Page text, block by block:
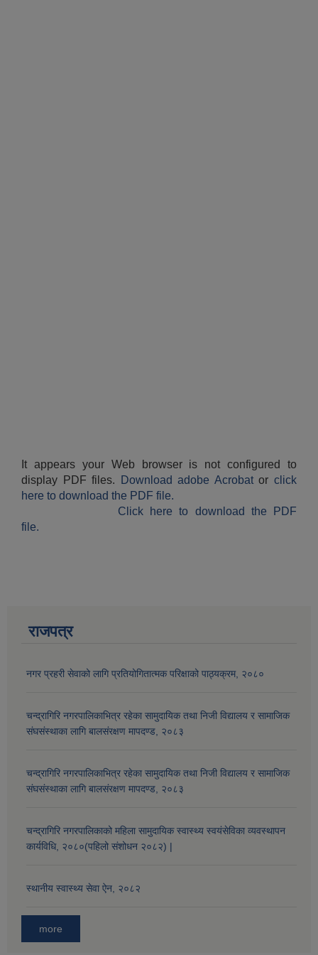
It appears your Web browser is not configured to
display PDF files.
Download adobe Acrobatorclick
here to download the PDF file.
Click here to download the PDF
file.
राजपत्र
नगर प्रहरी सेवाको लागि प्रतियोगितात्मक परिक्षाको पाठ्यक्रम, २०८०
चन्द्रागिरि नगरपालिकाभित्र रहेका सामुदायिक तथा निजी विद्यालय र सामाजिक
संघसंस्थाका लागि बालसंरक्षण मापदण्ड, २०८३
चन्द्रागिरि नगरपालिकाभित्र रहेका सामुदायिक तथा निजी विद्यालय र सामाजिक
संघसंस्थाका लागि बालसंरक्षण मापदण्ड, २०८३
चन्द्रागिरि नगरपालिकाको महिला सामुदायिक स्वास्थ्य स्वयंसेविका व्यवस्थापन
कार्यविधि, २०८०(पहिलो संशोधन २०८२) |
स्थानीय स्वास्थ्य सेवा ऐन, २०८२
more